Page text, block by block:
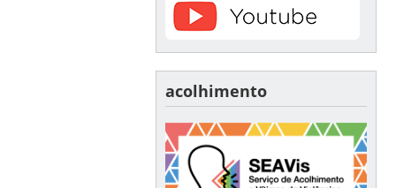
acolhimento